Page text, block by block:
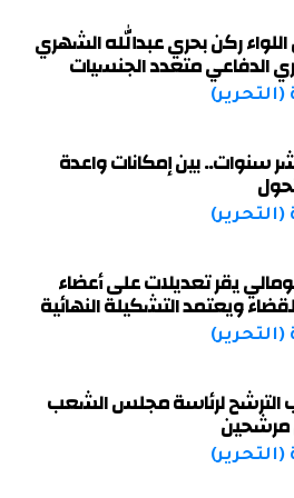
ركن بحري عبدالله الشهري
الدفاعي متعدد الجنسيات
سنوات.. بين إمكانات واعدة
يقر تعديلات على أعضاء
ويعتمد التشكيلة النهائية
الترشح لرئاسة مجلس الشعب